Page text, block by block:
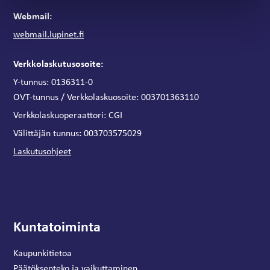
Webmail:
webmail.lupinet.fi
Verkkolaskutusosoite:
Y-tunnus: 0136311-0
OVT-tunnus / Verkkolaskuosoite: 003701363110
Verkkolaskuoperaattori: CGI
Välittäjän tunnus:003703575029
Laskutusohjeet
Kuntatoiminta
Kaupunkitietoa